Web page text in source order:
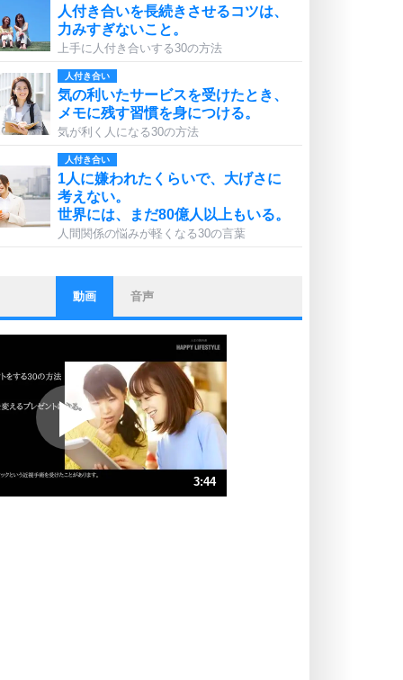
人付き合いを長続きさせるコツは、
力みすぎないこと。
上手に人付き合いする30の方法
人付き合い
気の利いたサービスを受けたとき、
メモに残す習慣を身につける。
気が利く人になる30の方法
人付き合い
1人に嫌われたくらいで、大げさに
考えない。
世界には、まだ80億人以上もいる。
人間関係の悩みが軽くなる30の言葉
ストレス対策
他人と比べない。
いっそのこと、他人を見ない。
プラス思考
ポジティブになれない原因は、行動
しないから。
ポジティブ思考になる30の方法
ストレス対策
動画 音声
3:44